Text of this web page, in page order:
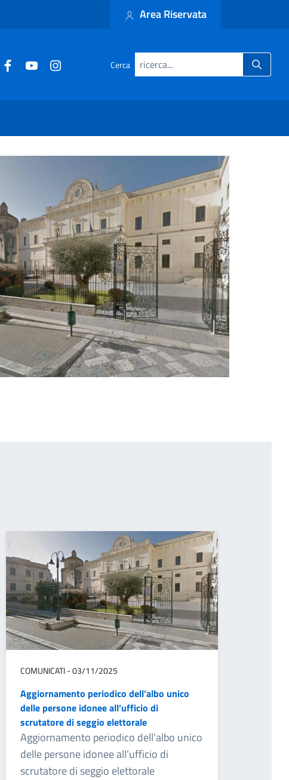
Area Riservata
Cerca
COMUNICATI - 03/11/2025
Aggiornamento periodico dell’albo unico
delle persone idonee all’ufficio di
scrutatore di seggio elettorale
Aggiornamento periodico dell’albo unico
delle persone idonee all’ufficio di
scrutatore di seggio elettorale